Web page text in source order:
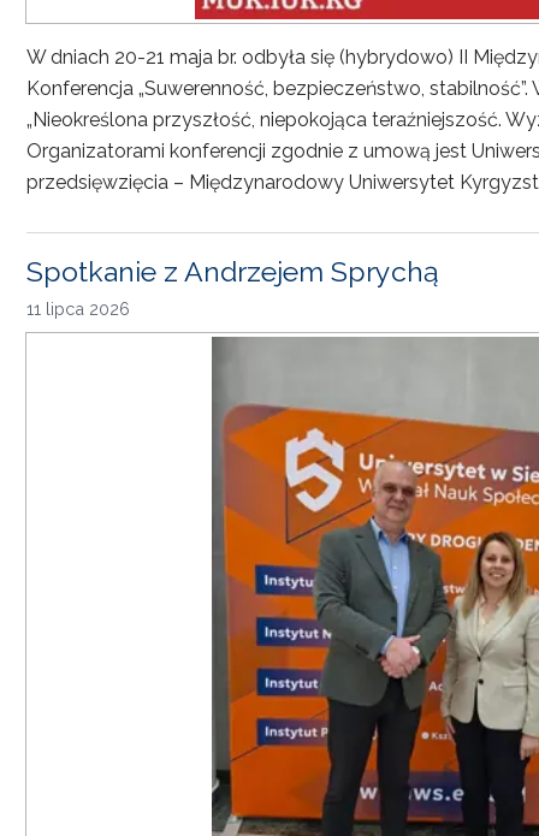
W dniach 20-21 maja br. odbyła się (hybrydowo) II
Konferencja „Suwerenność, bezpieczeństwo,
„Nieokreślona przyszłość, niepokojąca teraźniejszość.
Organizatorami konferencji zgodnie z umową jest
przedsięwzięcia – Międzynarodowy Uniwersytet
Spotkanie z Andrzejem Sprychą
11 lipca 2026